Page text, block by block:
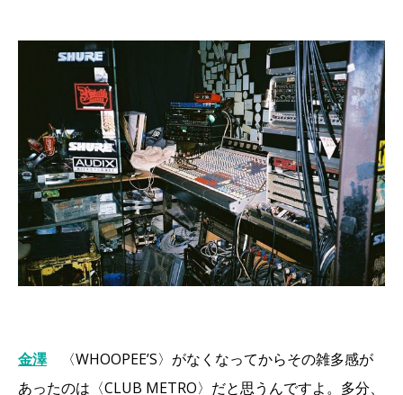
金澤
〈WHOOPEE’S〉がなくなってからその雑多感が
あったのは〈CLUB METRO〉だと思うんですよ。多分、